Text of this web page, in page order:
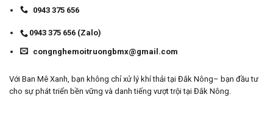
0943 375 656
0943 375 656 (Zalo)
congnghemoitruongbmx@gmail.com
Với Ban Mê Xanh, bạn không chỉ xử lý khí thải tại Đắk Nông– bạn đầu tư
cho sự phát triển bền vững và danh tiếng vượt trội tại Đắk Nông.